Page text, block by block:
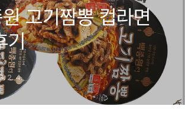
고기짬뽕 컵라면
기
2. 4.